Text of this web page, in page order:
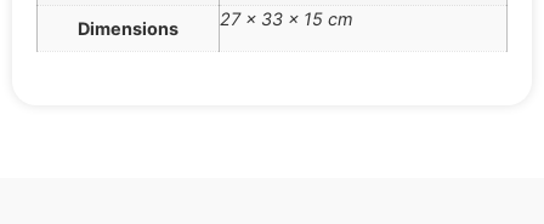
Dimensions 27 × 33 × 15 cm